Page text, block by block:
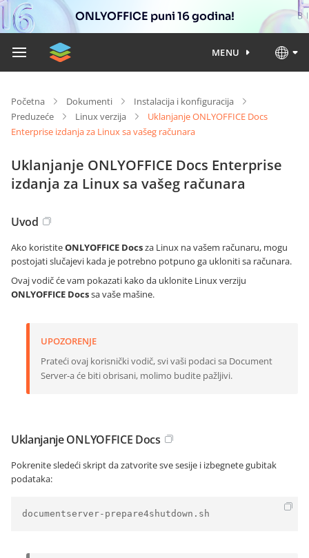
ONLYOFFICE puni 16 godina!
MENU
Početna Dokumenti
Instalacija i konfiguracija
Preduzeće
Linux verzija
Uklanjanje ONLYOFFICE Docs
Enterprise izdanja za Linux sa vašeg računara
Uklanjanje ONLYOFFICE Docs Enterprise
izdanja za Linux sa vašeg računara
Uvod
Ako koristiteONLYOFFICE Docsza Linux na vašem računaru, mogu
postojati slučajevi kada je potrebno potpuno ga ukloniti sa računara.
Ovaj vodič će vam pokazati kako da uklonite Linux verziju
ONLYOFFICE Docssa vaše mašine.
UPOZORENJE
Prateći ovaj korisnički vodič, svi vaši podaci sa Document
Server-a će biti obrisani, molimo budite pažljivi.
Uklanjanje ONLYOFFICE Docs
Pokrenite sledeći skript da zatvorite sve sesije i izbegnete gubitak
podataka:
documentserver-prepare4shutdown.sh